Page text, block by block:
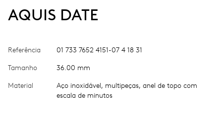
AQUIS DATE
Referência 01 733 7652 4151-07 4 18 31
Tamanho 36.00 mm
Material
Aço inoxidável, multipeças, anel de topo com
escala de minutos